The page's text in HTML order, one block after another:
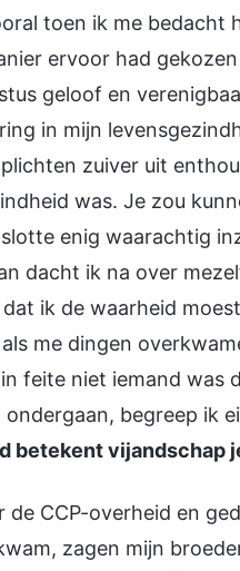
toen ik me bedacht
ervoor had
geloof en
in mijn
zuiver uit
was. Je zou
enig waarachtig
dacht ik na over
ik de waarheid
me dingen
feite niet iemand was
begreep ik
betekent vijandschap
CCP-overheid en
zagen mijn